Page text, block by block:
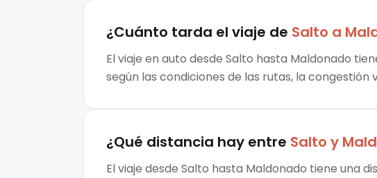
¿Cuánto tarda el viaje de Salto a
El viaje en auto desde Salto hasta Maldonado
según las condiciones de las rutas, la
¿Qué distancia hay entre Salto y
El viaje desde Salto hasta Maldonado tiene una